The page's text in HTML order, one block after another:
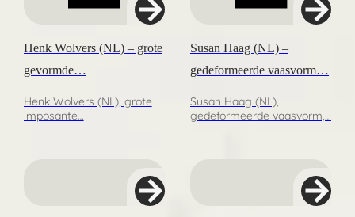
Henk Wolvers (NL) – grote
gevormde…
Henk Wolvers (NL), grote
imposante…
Susan Haag (NL) –
gedeformeerde vaasvorm…
Susan Haag (NL),
gedeformeerde vaasvorm,…